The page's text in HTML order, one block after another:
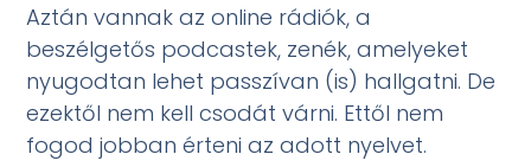
Aztán vannak az online rádiók, a
beszélgetős podcastek, zenék, amelyeket
nyugodtan lehet passzívan (is) hallgatni. De
ezektől nem kell csodát várni. Ettől nem
fogod jobban érteni az adott nyelvet.